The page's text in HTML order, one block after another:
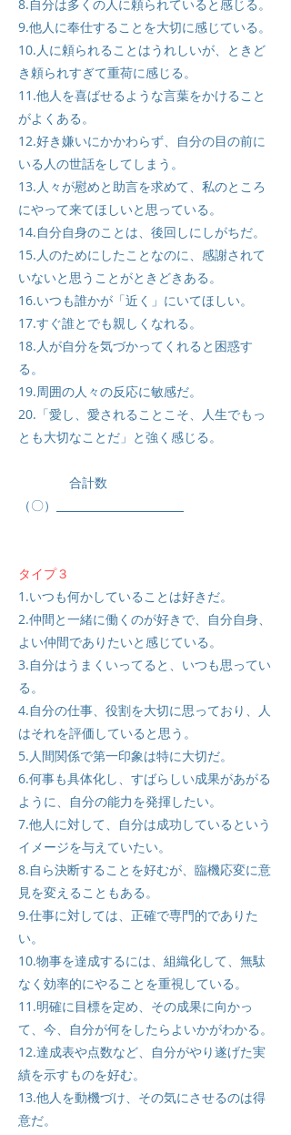
8.自分は多くの人に頼られていると感じる。
9.他人に奉仕することを大切に感じている。
10.人に頼られることはうれしいが、ときど
き頼られすぎて重荷に感じる。
11.他人を喜ばせるような言葉をかけること
がよくある。
12.好き嫌いにかかわらず、自分の目の前に
いる人の世話をしてしまう。
13.人々が慰めと助言を求めて、私のところ
にやって来てほしいと思っている。
14.自分自身のことは、後回しにしがちだ。
15.人のためにしたことなのに、感謝されて
いないと思うことがときどきある。
16.いつも誰かが「近く」にいてほしい。
17.すぐ誰とでも親しくなれる。
18.人が自分を気づかってくれると困惑す
る。
19.周囲の人々の反応に敏感だ。
20.「愛し、愛されることこそ、人生でもっ
とも大切なことだ」と強く感じる。
合計数
（〇）
タイプ３
1.いつも何かしていることは好きだ。
2.仲間と一緒に働くのが好きで、自分自身、
よい仲間でありたいと感じている。
3.自分はうまくいってると、いつも思ってい
る。
4.自分の仕事、役割を大切に思っており、人
はそれを評価していると思う。
5.人間関係で第一印象は特に大切だ。
6.何事も具体化し、すばらしい成果があがる
ように、自分の能力を発揮したい。
7.他人に対して、自分は成功しているという
イメージを与えていたい。
8.自ら決断することを好むが、臨機応変に意
見を変えることもある。
9.仕事に対しては、正確で専門的でありた
い。
10.物事を達成するには、組織化して、無駄
なく効率的にやることを重視している。
11.明確に目標を定め、その成果に向かっ
て、今、自分が何をしたらよいかがわかる。
12.達成表や点数など、自分がやり遂げた実
績を示すものを好む。
13.他人を動機づけ、その気にさせるのは得
意だ。